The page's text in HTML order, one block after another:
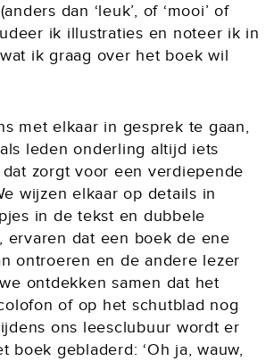
dan ‘leuk’, of ‘mooi’ of
ik illustraties en noteer ik in
ik graag over het boek wil
met elkaar in gesprek te gaan,
leden onderling altijd iets
zorgt voor een verdiepende
wijzen elkaar op details in
in de tekst en dubbele
ervaren dat een boek de ene
ontroeren en de andere lezer
ontdekken samen dat het
of op het schutblad nog
ons leesclubuur wordt er
boek gebladerd: ‘Oh ja, wauw,